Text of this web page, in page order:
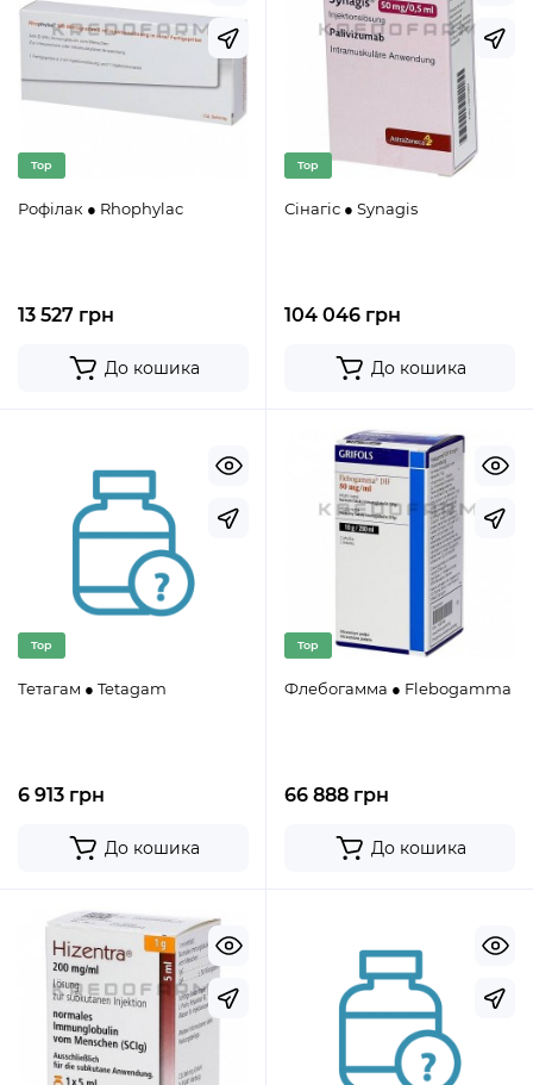
Top
Рофілак ● Rhophylac
13 527 грн
До кошика
Top
Сінагіс ● Synagis
104 046 грн
До кошика
Top
Тетагам ● Tetagam
6 913 грн
До кошика
Top
Флебогамма ● Flebogamma
66 888 грн
До кошика